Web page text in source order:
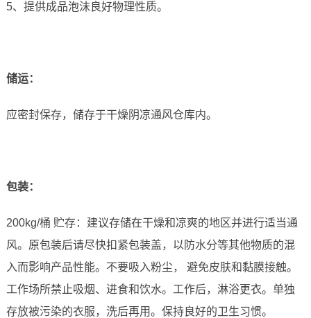
5、提供成品泡沫良好物理性质。
储运：
应密封保存，储存于干燥阴凉通风仓库内。
包装：
200kg/桶 贮存：建议存储在干燥和凉爽的地区并进行适当通
风。原包装后请尽快扣紧包装盖，以防水分等其他物质的混
入而影响产品性能。不要吸入粉尘， 避免皮肤和黏膜接触。
工作场所禁止吸烟、进食和饮水。工作后，淋浴更衣。单独
存放被污染的衣服，洗后再用。保持良好的卫生习惯。